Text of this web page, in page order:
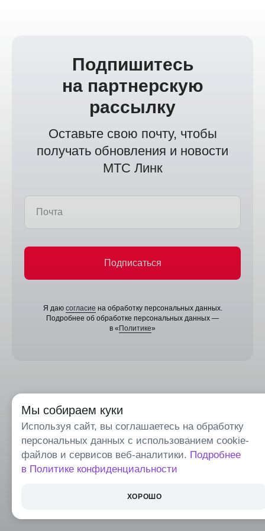
Мы собираем куки
Используя сайт, вы соглашаетесь на обработку
персональных данных с использованием cookie-
файлов и сервисов веб-аналитики. Подробнее
в Политике конфиденциальности
ХОРОШО
Подпишитесь
на партнерскую
рассылку
Оставьте свою почту, чтобы
получать обновления и новости
МТС Линк
Почта
Подписаться
Я даю согласие на обработку персональных данных.
Подробнее об обработке персональных данных —
в «Политике»